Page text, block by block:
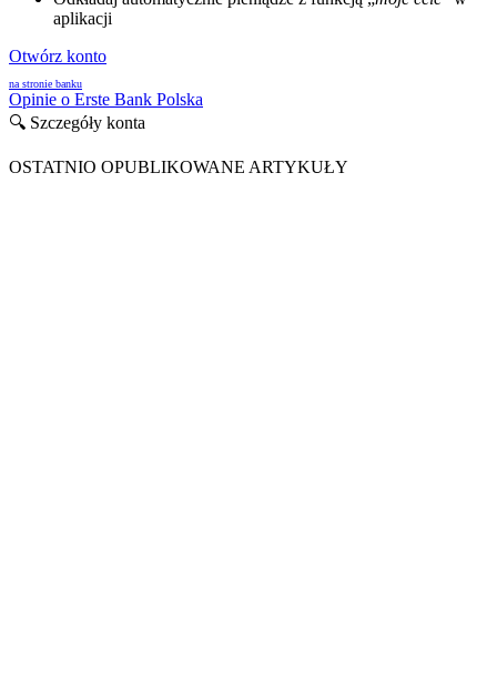
aplikacji
Otwórz konto
na stronie banku
Opinie o Erste Bank Polska
🔍 Szczegóły konta
OSTATNIO OPUBLIKOWANE ARTYKUŁY